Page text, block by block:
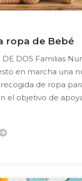
ropa de Bebé
DE DOS Familias
en marcha una
de ropa
el objetivo de